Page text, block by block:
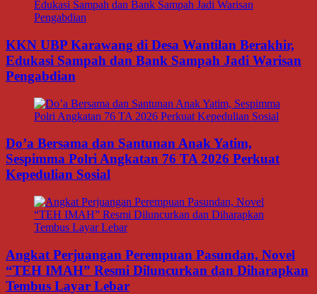
KKN UBP Karawang di Desa Wantilan Berakhir,
Edukasi Sampah dan Bank Sampah Jadi Warisan
Pengabdian
Do’a Bersama dan Santunan Anak Yatim,
Sespimma Polri Angkatan 76 TA 2026 Perkuat
Kepedulian Sosial
Angkat Perjuangan Perempuan Pasundan, Novel
“TEH IMAH” Resmi Diluncurkan dan Diharapkan
Tembus Layar Lebar